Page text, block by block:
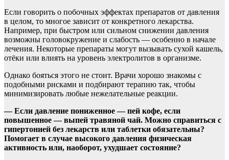
Если говорить о побочных эффектах препаратов от давления
в целом, то многое зависит от конкретного лекарства.
Например, при быстром или сильном снижении давления
возможны головокружение и слабость — особенно в начале
лечения. Некоторые препараты могут вызывать сухой кашель,
отёки или влиять на уровень электролитов в организме.
Однако бояться этого не стоит. Врачи хорошо знакомы с
подобными рисками и подбирают терапию так, чтобы
минимизировать любые нежелательные реакции.
— Если давление пониженное — пей кофе, если
повышенное — выпей травяной чай. Можно справиться с
гипертонией без лекарств или таблетки обязательны?
Помогает в случае высокого давления физическая
активность или, наоборот, ухудшает состояние?